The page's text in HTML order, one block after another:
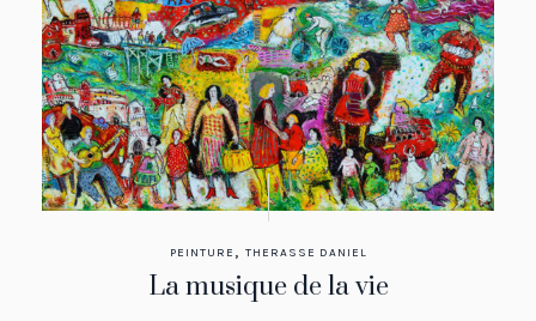
PEINTURE , THERASSE DANIEL
La musique de la vie